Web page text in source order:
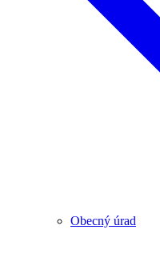
Obecný úrad